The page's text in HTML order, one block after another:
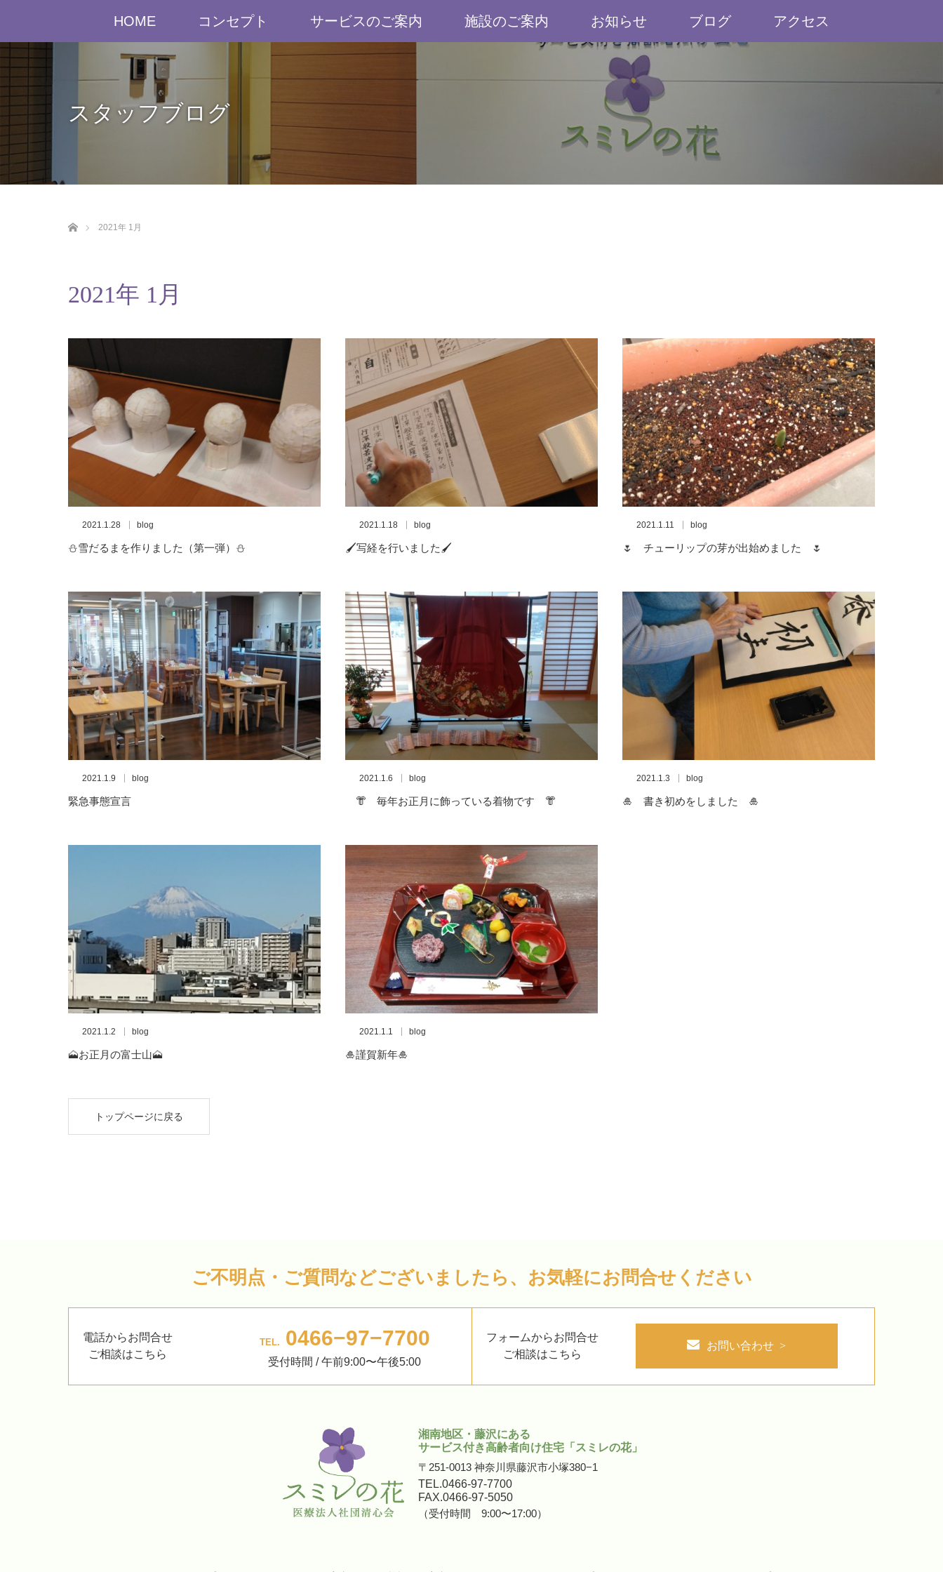
HOME コンセプト サービスのご案内 施設のご案内 お知らせ ブログ アクセス
スタッフブログ
2021年 1月
2021年 1月
2021.1.28 blog
⛄雪だるまを作りました（第一弾）⛄
2021.1.18 blog
🖌写経を行いました🖌
2021.1.11 blog
🌷 チューリップの芽が出始めました 🌷
2021.1.9 blog
緊急事態宣言
2021.1.6 blog
👘 毎年お正月に飾っている着物です 👘
2021.1.3 blog
🎍 書き初めをしました 🎍
2021.1.2 blog
🗻お正月の富士山🗻
2021.1.1 blog
🎍謹賀新年🎍
トップページに戻る
ご不明点・ご質問などございましたら、お気軽にお問合せください
電話からお問合せ
ご相談はこちら
TEL. 0466−97−7700
受付時間 / 午前9:00〜午後5:00
フォームからお問合せ
ご相談はこちら
お問い合わせ >
湘南地区・藤沢にある
サービス付き高齢者向け住宅「スミレの花」
〒251-0013 神奈川県藤沢市小塚380−1
TEL.0466-97-7700
FAX.0466-97-5050
（受付時間 9:00〜17:00）